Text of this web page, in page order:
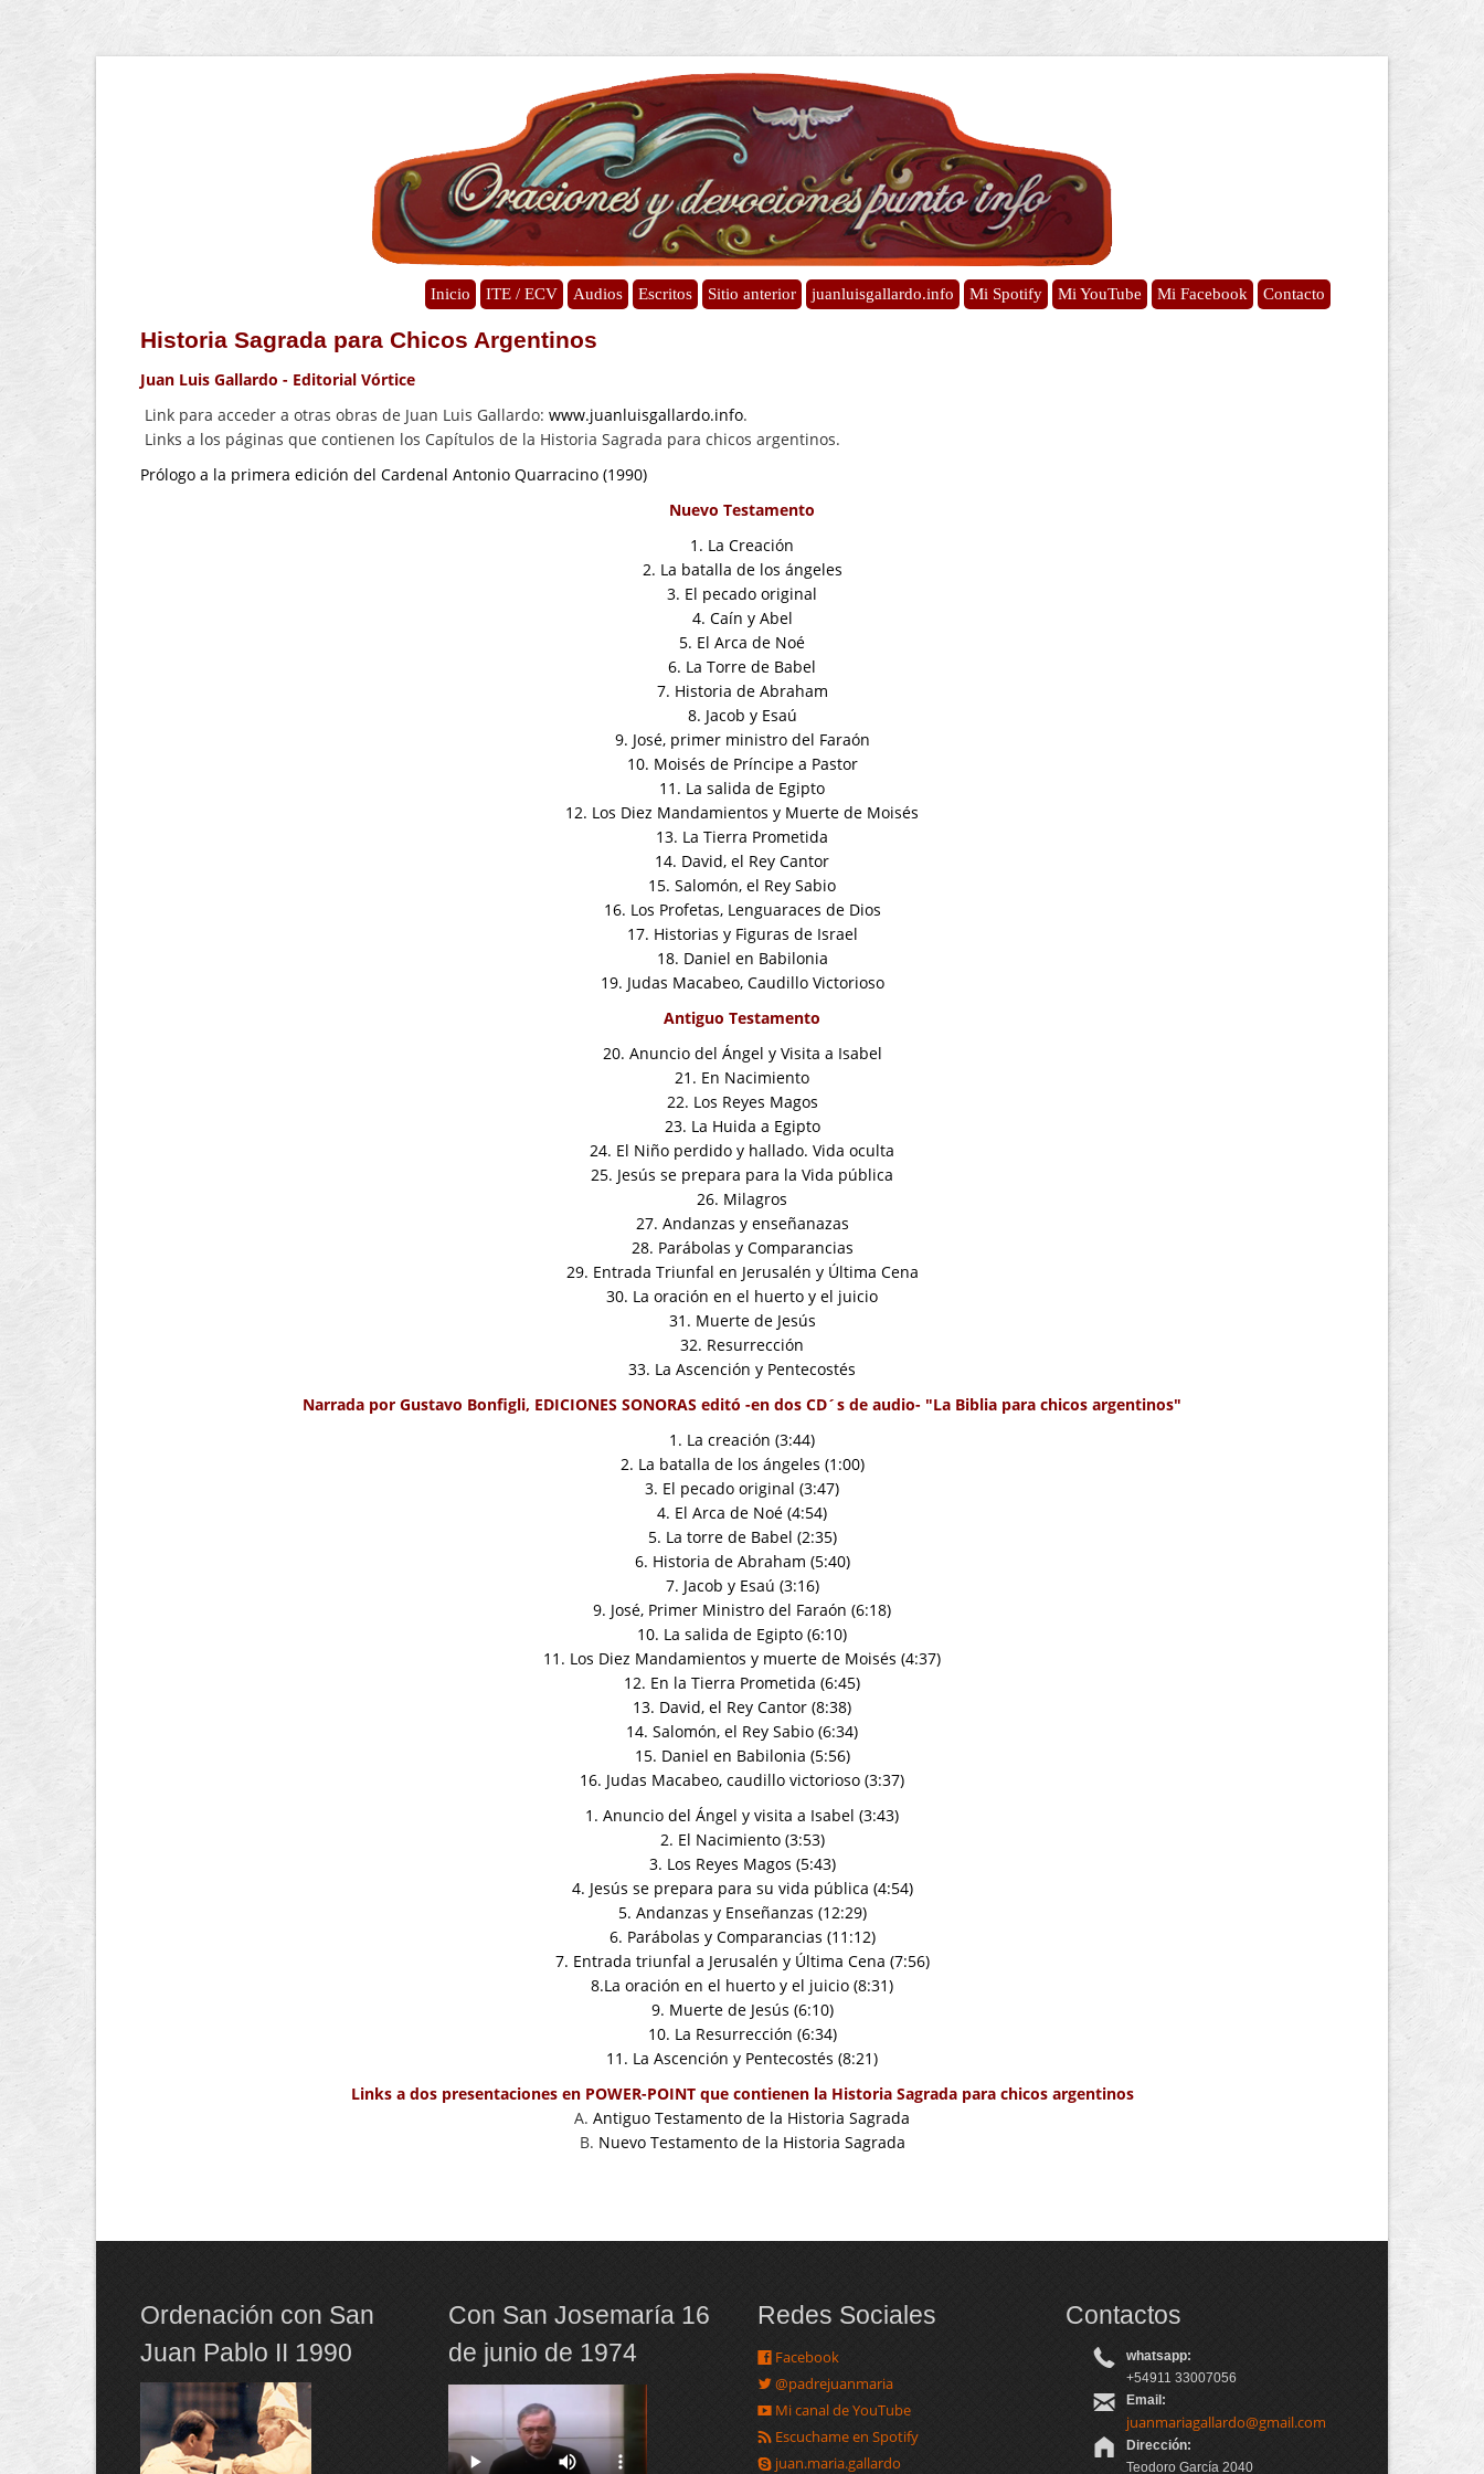
Inicio ITE / ECV Audios Escritos Sitio anterior juanluisgallardo.info Mi Spotify Mi YouTube Mi Facebook Contacto
Historia Sagrada para Chicos Argentinos
Juan Luis Gallardo - Editorial Vórtice
Link para acceder a otras obras de Juan Luis Gallardo: www.juanluisgallardo.info.
Links a los páginas que contienen los Capítulos de la Historia Sagrada para chicos argentinos.
Prólogo a la primera edición del Cardenal Antonio Quarracino (1990)
Nuevo Testamento
1. La Creación
2. La batalla de los ángeles
3. El pecado original
4. Caín y Abel
5. El Arca de Noé
6. La Torre de Babel
7. Historia de Abraham
8. Jacob y Esaú
9. José, primer ministro del Faraón
10. Moisés de Príncipe a Pastor
11. La salida de Egipto
12. Los Diez Mandamientos y Muerte de Moisés
13. La Tierra Prometida
14. David, el Rey Cantor
15. Salomón, el Rey Sabio
16. Los Profetas, Lenguaraces de Dios
17. Historias y Figuras de Israel
18. Daniel en Babilonia
19. Judas Macabeo, Caudillo Victorioso
Antiguo Testamento
20. Anuncio del Ángel y Visita a Isabel
21. En Nacimiento
22. Los Reyes Magos
23. La Huida a Egipto
24. El Niño perdido y hallado. Vida oculta
25. Jesús se prepara para la Vida pública
26. Milagros
27. Andanzas y enseñanazas
28. Parábolas y Comparancias
29. Entrada Triunfal en Jerusalén y Última Cena
30. La oración en el huerto y el juicio
31. Muerte de Jesús
32. Resurrección
33. La Ascención y Pentecostés
Narrada por Gustavo Bonfigli, EDICIONES SONORAS editó -en dos CD´s de audio- "La Biblia para chicos argentinos"
1. La creación (3:44)
2. La batalla de los ángeles (1:00)
3. El pecado original (3:47)
4. El Arca de Noé (4:54)
5. La torre de Babel (2:35)
6. Historia de Abraham (5:40)
7. Jacob y Esaú (3:16)
9. José, Primer Ministro del Faraón (6:18)
10. La salida de Egipto (6:10)
11. Los Diez Mandamientos y muerte de Moisés (4:37)
12. En la Tierra Prometida (6:45)
13. David, el Rey Cantor (8:38)
14. Salomón, el Rey Sabio (6:34)
15. Daniel en Babilonia (5:56)
16. Judas Macabeo, caudillo victorioso (3:37)
1. Anuncio del Ángel y visita a Isabel (3:43)
2. El Nacimiento (3:53)
3. Los Reyes Magos (5:43)
4. Jesús se prepara para su vida pública (4:54)
5. Andanzas y Enseñanzas (12:29)
6. Parábolas y Comparancias (11:12)
7. Entrada triunfal a Jerusalén y Última Cena (7:56)
8.La oración en el huerto y el juicio (8:31)
9. Muerte de Jesús (6:10)
10. La Resurrección (6:34)
11. La Ascención y Pentecostés (8:21)
Links a dos presentaciones en POWER-POINT que contienen la Historia Sagrada para chicos argentinos
A. Antiguo Testamento de la Historia Sagrada
B. Nuevo Testamento de la Historia Sagrada
Ordenación con San
Juan Pablo II 1990
Con San Josemaría 16
de junio de 1974
Redes Sociales
Facebook
@padrejuanmaria
Mi canal de YouTube
Escuchame en Spotify
juan.maria.gallardo
Contactos
whatsapp:
+54911 33007056
Email:
juanmariagallardo@gmail.com
Dirección:
Teodoro García 2040